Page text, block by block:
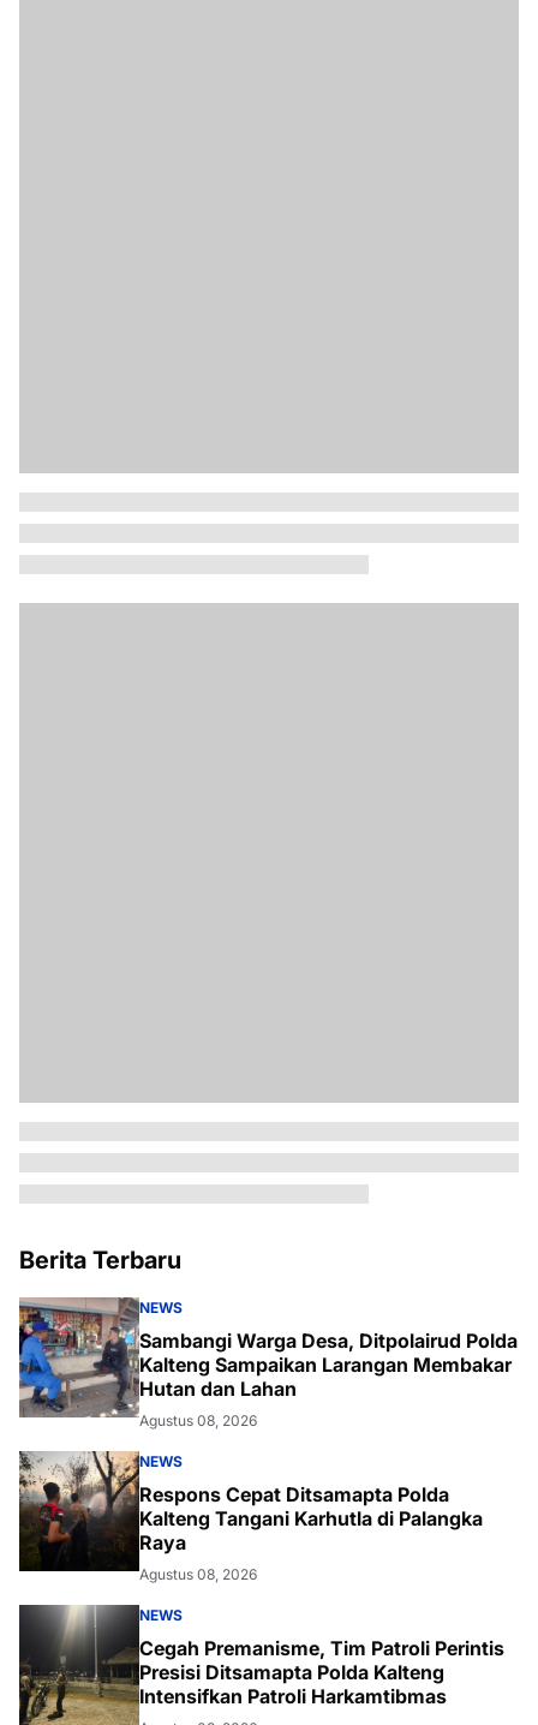
Berita Terbaru
NEWS
Sambangi Warga Desa, Ditpolairud Polda
Kalteng Sampaikan Larangan Membakar
Hutan dan Lahan
Agustus 08, 2026
NEWS
Respons Cepat Ditsamapta Polda
Kalteng Tangani Karhutla di Palangka
Raya
Agustus 08, 2026
NEWS
Cegah Premanisme, Tim Patroli Perintis
Presisi Ditsamapta Polda Kalteng
Intensifkan Patroli Harkamtibmas